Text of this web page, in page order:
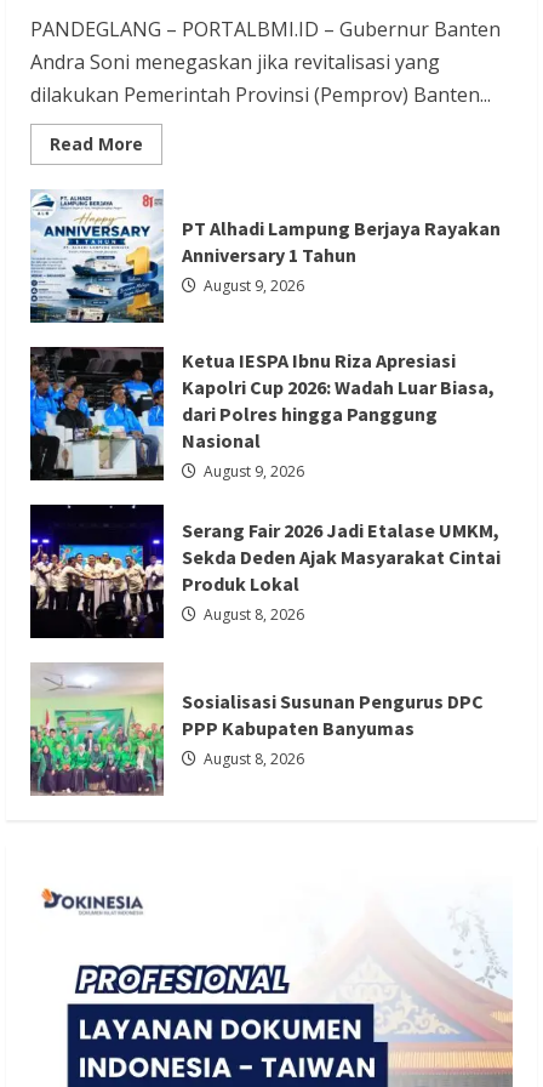
Redaksi 01 August 9, 2026
Berita Trending
Serang Fair 2026 Jadi Etalase UMKM,
Sekda Deden Ajak Masyarakat Cintai
Produk Lokal
Redaksi 01
Berita Nasional Berita Politik Berita Terbaru
Sosialisasi Susunan Pengurus DPC PPP
Kabupaten Banyumas
Redaksi 01
PANDEGLANG – PORTALBMI.ID – Gubernur Banten
Andra Soni menegaskan jika revitalisasi yang
dilakukan Pemerintah Provinsi (Pemprov) Banten...
Read More
more
Revitalisasi
Kawasan
Ziarah
Syekh
Asnawi
Caringin
Untuk
Kemanfaatan
Masyarakat
dan
Menjaga
Nilai
Sejarah
PT Alhadi Lampung Berjaya Rayakan
Anniversary 1 Tahun
August 9, 2026
Ketua IESPA Ibnu Riza Apresiasi
Kapolri Cup 2026: Wadah Luar Biasa,
dari Polres hingga Panggung
Nasional
August 9, 2026
Serang Fair 2026 Jadi Etalase UMKM,
Sekda Deden Ajak Masyarakat Cintai
Produk Lokal
August 8, 2026
Sosialisasi Susunan Pengurus DPC
PPP Kabupaten Banyumas
August 8, 2026